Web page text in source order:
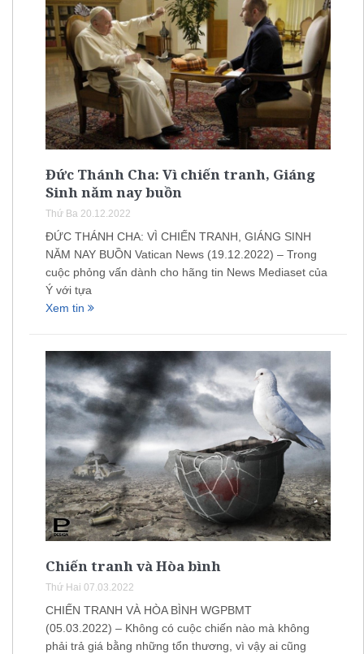
Đức Thánh Cha: Vì chiến tranh, Giáng
Sinh năm nay buồn
Thứ Ba 20.12.2022
ĐỨC THÁNH CHA: VÌ CHIẾN TRANH, GIÁNG SINH
NĂM NAY BUỒN Vatican News (19.12.2022) – Trong
cuộc phỏng vấn dành cho hãng tin News Mediaset của
Ý với tựa
Xem tin
Chiến tranh và Hòa bình
Thứ Hai 07.03.2022
CHIẾN TRANH VÀ HÒA BÌNH WGPBMT
(05.03.2022) – Không có cuộc chiến nào mà không
phải trả giá bằng những tổn thương, vì vậy ai cũng